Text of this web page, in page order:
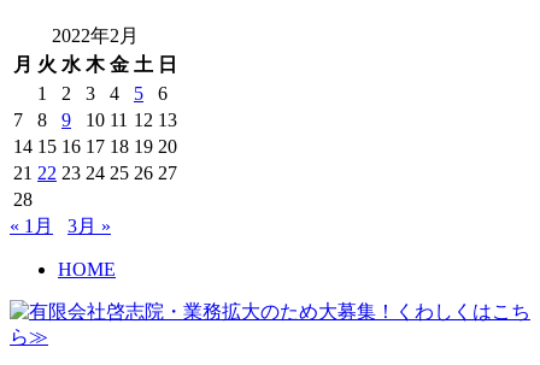
2022年2月
月 火 水 木 金 土 日
1
2 3 4 5
6
7
8 9 10 11 12 13
14 15 16 17 18 19 20
21 22 23 24 25 26 27
28
« 1月
3月 »
HOME